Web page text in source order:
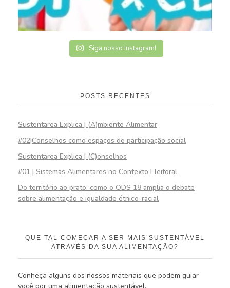
Siga nosso Instagram!
POSTS RECENTES
Sustentarea Explica | (A)mbiente Alimentar
#02|Conselhos como espaços de participação social
Sustentarea Explica | (C)onselhos
#01 | Sistemas Alimentares no Contexto Eleitoral
Do território ao prato: como o ODS 18 amplia o debate
sobre alimentação e igualdade étnico-racial
QUE TAL COMEÇAR A SER MAIS SUSTENTÁVEL
ATRAVÉS DA SUA ALIMENTAÇÃO?
Conheça alguns dos nossos materiais que podem guiar